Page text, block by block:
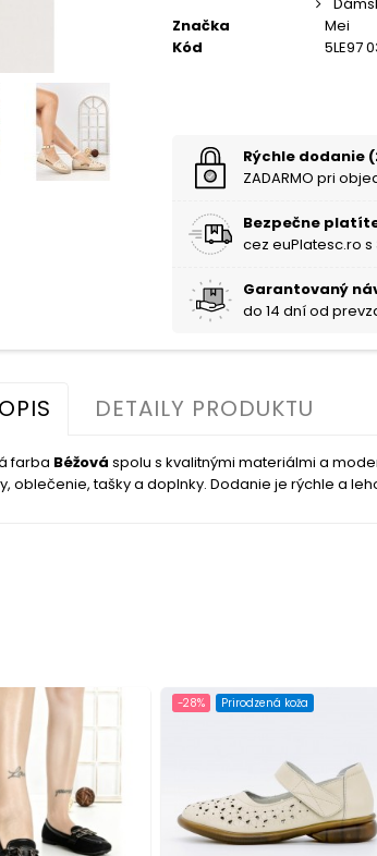
Značka
Mei
Kód
5LE97
Rýchle dodanie
ZADARMO pri
Bezpečne
cez euPlatesc.ro s
Garantovaný
do 14 dní od
OPIS DETAILY PRODUKTU
farba Béžová spolu s kvalitnými materiálmi a
tašky a doplnky. Dodanie je rýchle a
-28% Prirodzená koža